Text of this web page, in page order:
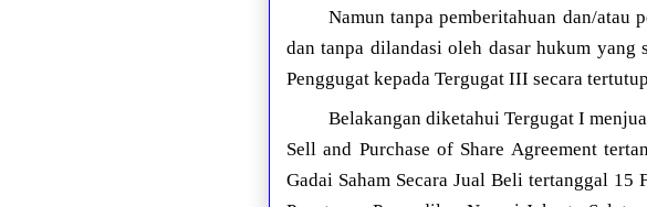
Namun tanpa pemberitahuan dan/
dan tanpa dilandasi oleh dasar hukum yang
Penggugat kepada Tergugat III secara
Belakangan diketahui Tergugat I
Sell and Purchase of Share Agreement
Gadai Saham Secara Jual Beli tertanggal 15